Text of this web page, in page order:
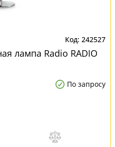
242527
лампа Radio RADIO
По запросу